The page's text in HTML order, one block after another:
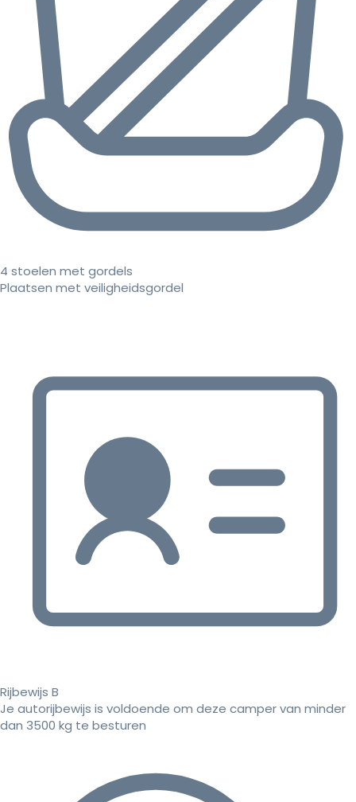
4 stoelen met gordels
Plaatsen met veiligheidsgordel
Rijbewijs B
Je autorijbewijs is voldoende om deze camper van minder
dan 3500 kg te besturen